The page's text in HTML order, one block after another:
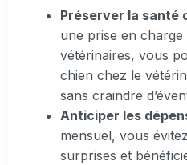
Préserver la santé
une prise en
vétérinaires, vous
chien chez le
sans craindre
Anticiper les
mensuel, vous
surprises et